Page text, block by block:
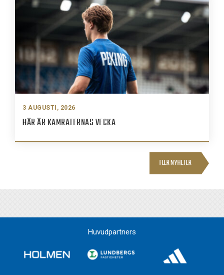
3 AUGUSTI, 2026
HÄR ÄR KAMRATERNAS VECKA
FLER NYHETER
Huvudpartners